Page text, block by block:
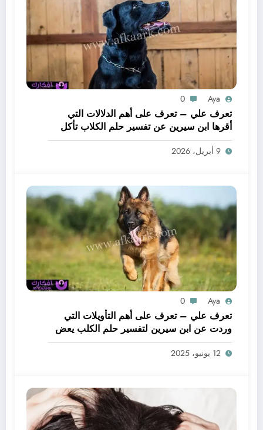
Aya
0
تعرف علي – تعرف على أهم الدلالات التي
أقرها ابن سيرين عن تفسير حلم الكلاب تأكل
لحم – بالتفصيل
9 أبريل، 2026
Aya
0
تعرف علي – تعرف على أهم التأويلات التي
وردت عن ابن سيرين لتفسير حلم الكلب يعض
يدي – بالتفصيل
12 يونيو، 2025